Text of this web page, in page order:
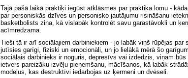
Tajā pašā laikā praktiķi iegūst atklāsmes par praktiķa lomu -
par personiskās dzīves un personisko jautājumu risināšanu
basketbolists zina, kā vislabāk kontrolēt savu garastāvokli un
acīmredzama.
Tieši tā ir arī sociālajiem darbiniekiem - jo labāk viņš rūpējas
jutīsies garīgi, fiziski un emocionāli, un jo lielākā mērā šo
sociālais darbinieks ir noguris, depresīvs vai izdedzis, viņam
ietvers pareizāku izvēļu pieņemšanu, mācīšanos, kā labāk
modeļus, kas destruktīvi iedarbojas uz ķermeni un dvēseli.